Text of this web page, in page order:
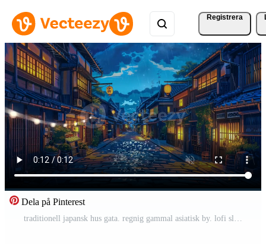
Registrera
Dela på Pinterest